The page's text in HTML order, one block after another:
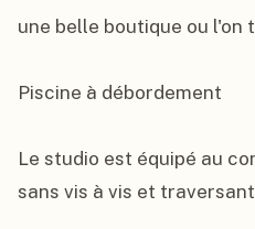
une belle boutique ou l'on
Piscine à débordement
Le studio est équipé au
sans vis à vis et traversant